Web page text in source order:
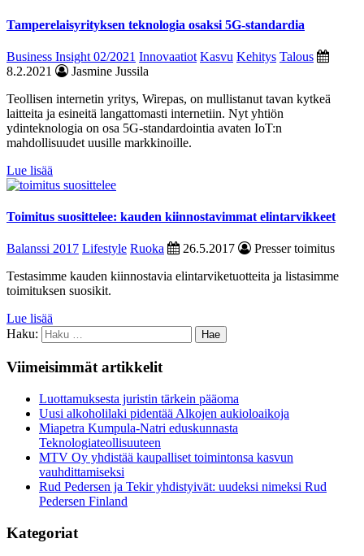
Tamperelaisyrityksen teknologia osaksi 5G-standardia
Business Insight 02/2021 Innovaatiot Kasvu Kehitys Talous
8.2.2021
Jasmine Jussila
Teollisen internetin yritys, Wirepas, on mullistanut tavan kytkeä
laitteita ja esineitä langattomasti internetiin. Nyt yhtiön
ydinteknologia on osa 5G-standardointia avaten IoT:n
mahdollisuudet uusille markkinoille.
Lue lisää
Toimitus suosittelee: kauden kiinnostavimmat elintarvikkeet
Balanssi 2017 Lifestyle Ruoka 26.5.2017
Presser toimitus
Testasimme kauden kiinnostavia elintarviketuotteita ja listasimme
toimituksen suosikit.
Lue lisää
Haku:
Viimeisimmät artikkelit
Luottamuksesta juristin tärkein pääoma
Uusi alkoholilaki pidentää Alkojen aukioloaikoja
Miapetra Kumpula-Natri eduskunnasta
Teknologiateollisuuteen
MTV Oy yhdistää kaupalliset toimintonsa kasvun
vauhdittamiseksi
Rud Pedersen ja Tekir yhdistyivät: uudeksi nimeksi Rud
Pedersen Finland
Kategoriat